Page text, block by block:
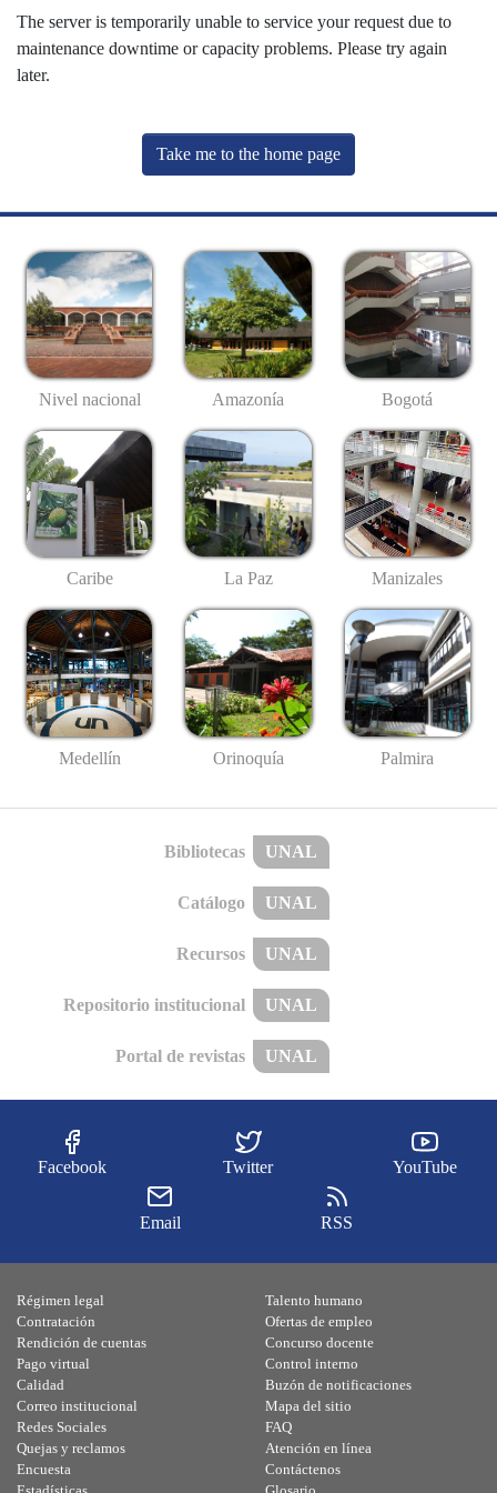
The server is temporarily unable to service your request due to
maintenance downtime or capacity problems. Please try again
later.
Take me to the home page
Nivel nacional Amazonía Bogotá
Caribe La Paz Manizales
Medellín Orinoquía Palmira
Bibliotecas UNAL
Catálogo UNAL
Recursos UNAL
Repositorio institucional UNAL
Portal de revistas UNAL
Facebook Twitter YouTube
Email RSS
Régimen legal
Contratación
Rendición de cuentas
Pago virtual
Calidad
Talento humano
Ofertas de empleo
Concurso docente
Control interno
Buzón de notificaciones
Correo institucional
Redes Sociales
Quejas y reclamos
Encuesta
Mapa del sitio
FAQ
Atención en línea
Contáctenos